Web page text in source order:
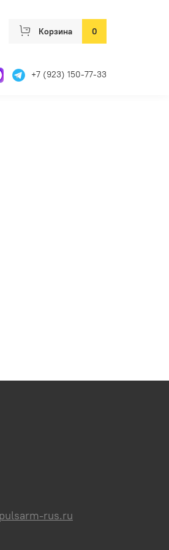
Корзина 0
+7 (923) 150-77-33
rus.ru